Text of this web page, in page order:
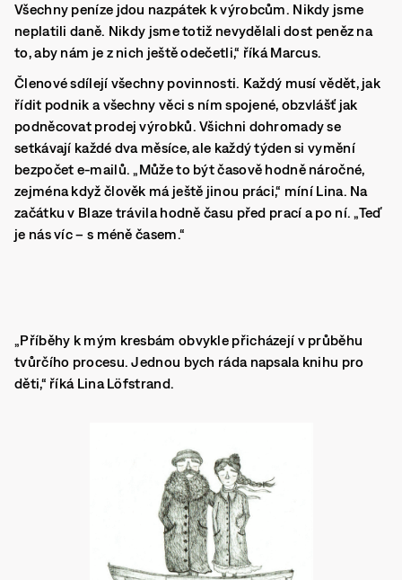
Všechny peníze jdou nazpátek k výrobcům. Nikdy jsme
neplatili daně. Nikdy jsme totiž nevydělali dost peněz na
to, aby nám je z nich ještě odečetli,“ říká Marcus.
Členové sdílejí všechny povinnosti. Každý musí vědět, jak
řídit podnik a všechny věci s ním spojené, obzvlášť jak
podněcovat prodej výrobků. Všichni dohromady se
setkávají každé dva měsíce, ale každý týden si vymění
bezpočet e-mailů. „Může to být časově hodně náročné,
zejména když člověk má ještě jinou práci,“ míní Lina. Na
začátku v Blaze trávila hodně času před prací a po ní. „Teď
je nás víc – s méně časem.“
„Příběhy k mým kresbám obvykle přicházejí v průběhu
tvůrčího procesu. Jednou bych ráda napsala knihu pro
děti,“ říká Lina Löfstrand.